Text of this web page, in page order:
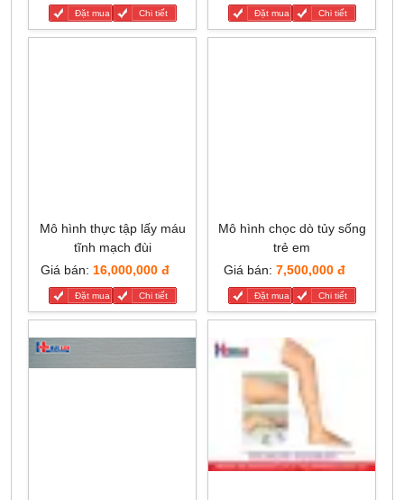
Đặt mua Chi tiết Đặt mua Chi tiết
Mô hình thực tập lấy máu
tĩnh mạch đùi
Giá bán: 16,000,000 đ
Đặt mua Chi tiết
Mô hình chọc dò tủy sống
trẻ em
Giá bán: 7,500,000 đ
Đặt mua Chi tiết